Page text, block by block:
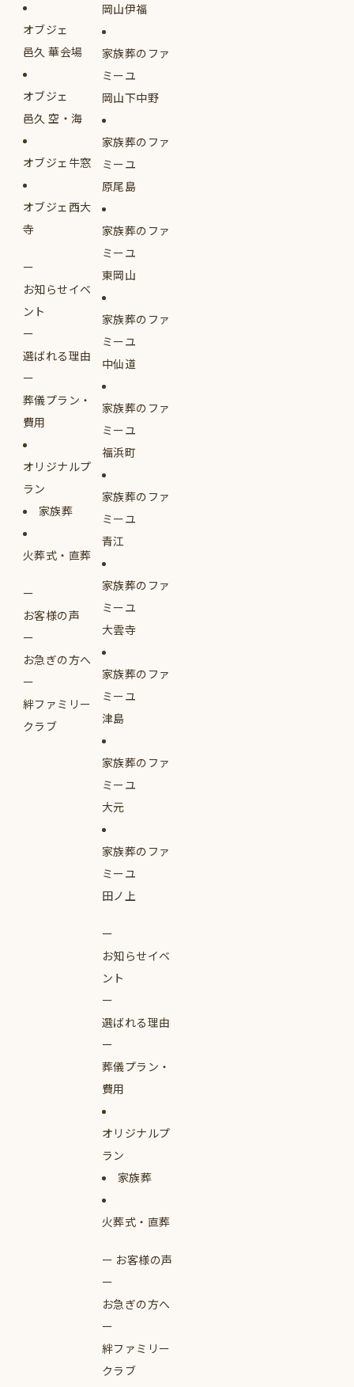
オブジェ
邑久 華会場
オブジェ
邑久 空・海
オブジェ牛窓
オブジェ西大
寺
お知らせイベ
ント
選ばれる理由
葬儀プラン・
費用
オリジナルプ
ラン
家族葬
火葬式・直葬
お客様の声
お急ぎの方へ
絆ファミリー
クラブ
岡山伊福
家族葬のファ
ミーユ
岡山下中野
家族葬のファ
ミーユ
原尾島
家族葬のファ
ミーユ
東岡山
家族葬のファ
ミーユ
中仙道
家族葬のファ
ミーユ
福浜町
家族葬のファ
ミーユ
青江
家族葬のファ
ミーユ
大雲寺
家族葬のファ
ミーユ
津島
家族葬のファ
ミーユ
大元
家族葬のファ
ミーユ
田ノ上
お知らせイベ
ント
選ばれる理由
葬儀プラン・
費用
オリジナルプ
ラン
家族葬
火葬式・直葬
お客様の声
お急ぎの方へ
絆ファミリー
クラブ